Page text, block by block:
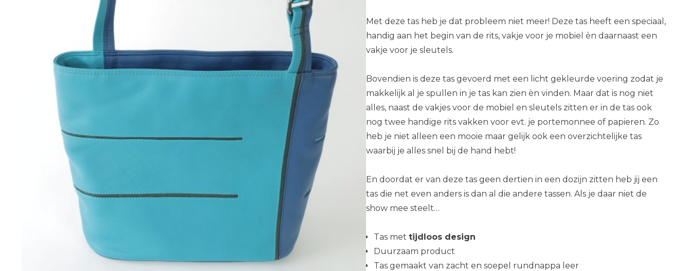
Met deze tas heb je dat probleem niet meer! Deze tas heeft een speciaal,
handig aan het begin van de rits, vakje voor je mobiel èn daarnaast een
vakje voor je sleutels.
Bovendien is deze tas gevoerd met een licht gekleurde voering zodat je
makkelijk al je spullen in je tas kan zien èn vinden. Maar dat is nog niet
alles, naast de vakjes voor de mobiel en sleutels zitten er in de tas ook
nog twee handige rits vakken voor evt. je portemonnee of papieren. Zo
heb je niet alleen een mooie maar gelijk ook een overzichtelijke tas
waarbij je alles snel bij de hand hebt!
En doordat er van deze tas geen dertien in een dozijn zitten heb jij een
tas die net even anders is dan al die andere tassen. Als je daar niet de
show mee steelt…
Tas met tijdloos design
Duurzaam product
Tas gemaakt van zacht en soepel rundnappa leer